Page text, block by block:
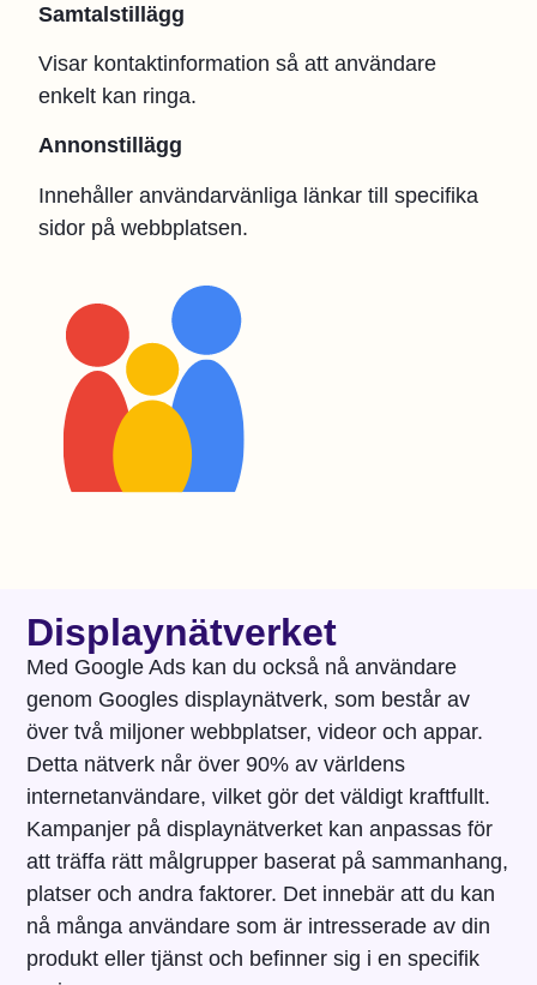
Samtalstillägg
Visar kontaktinformation så att användare
enkelt kan ringa.
Annonstillägg
Innehåller användarvänliga länkar till specifika
sidor på webbplatsen.
Displaynätverket
Med Google Ads kan du också nå användare
genom Googles displaynätverk, som består av
över två miljoner webbplatser, videor och appar.
Detta nätverk når över 90% av världens
internetanvändare, vilket gör det väldigt kraftfullt.
Kampanjer på displaynätverket kan anpassas för
att träffa rätt målgrupper baserat på sammanhang,
platser och andra faktorer. Det innebär att du kan
nå många användare som är intresserade av din
produkt eller tjänst och befinner sig i en specifik